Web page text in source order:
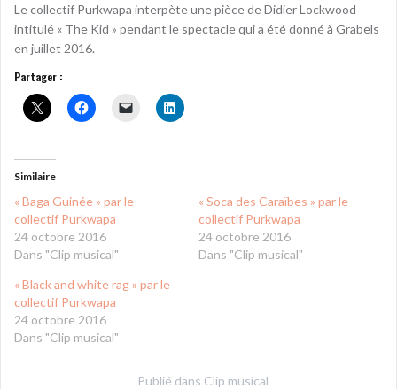
Le collectif Purkwapa interpète une pièce de Didier Lockwood
intitulé « The Kid » pendant le spectacle qui a été donné à Grabels
en juillet 2016.
Partager :
Similaire
« Baga Guinée » par le
collectif Purkwapa
24 octobre 2016
Dans "Clip musical"
« Soca des Caraïbes » par le
collectif Purkwapa
24 octobre 2016
Dans "Clip musical"
« Black and white rag » par le
collectif Purkwapa
24 octobre 2016
Dans "Clip musical"
Publié dans Clip musical